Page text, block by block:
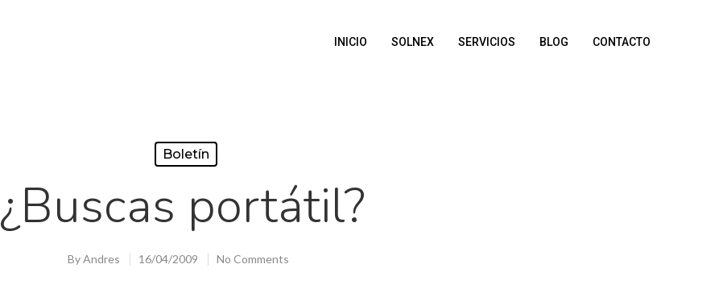
INICIO SOLNEX SERVICIOS BLOG CONTACTO
Boletín
¿Buscas portátil?
ByAndres 16/04/2009 No Comments